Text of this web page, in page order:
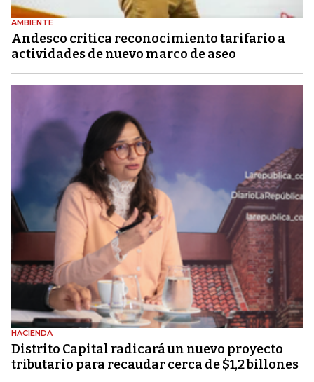
AMBIENTE
Andesco critica reconocimiento tarifario a
actividades de nuevo marco de aseo
HACIENDA
Distrito Capital radicará un nuevo proyecto
tributario para recaudar cerca de $1,2 billones